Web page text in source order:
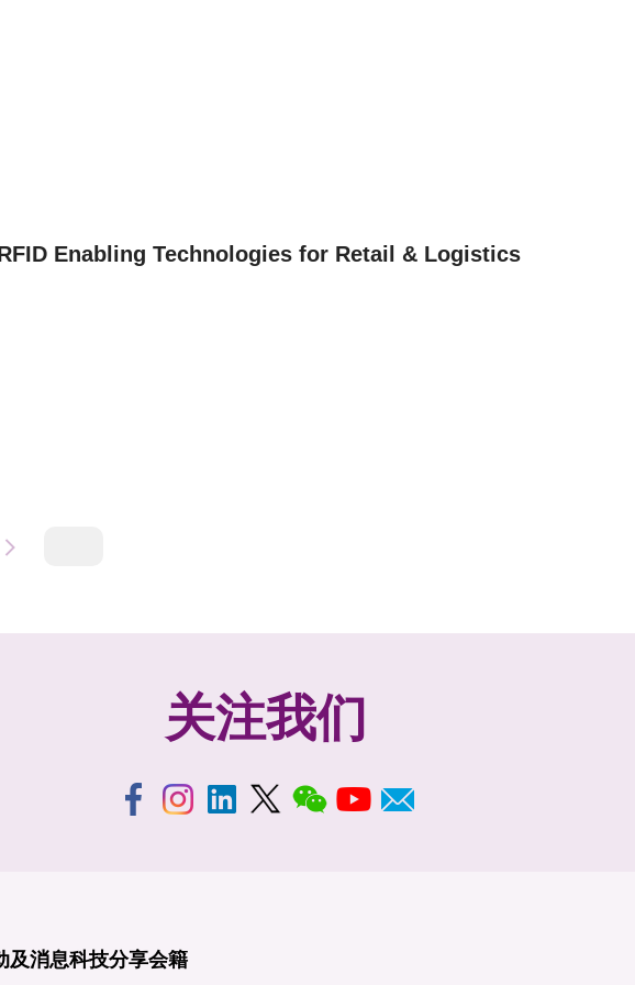
Enabling Technologies for Retail & Logistics
关注我们
及消息科技分享会籍